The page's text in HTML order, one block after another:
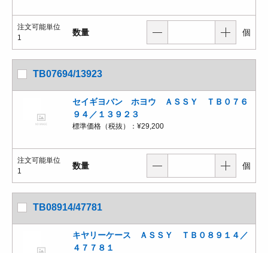
注文可能単位
1
数量 個
TB07694/13923
セイギヨバン ホヨウ ＡＳＳＹ ＴＢ０７６
９４／１３９２３
標準価格（税抜）： ¥29,200
注文可能単位
1
数量 個
TB08914/47781
キヤリーケース ＡＳＳＹ ＴＢ０８９１４／
４７７８１